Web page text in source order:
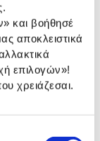
και βοήθησέ
αποκλειστικά
επιλογών»!
χρειάζεσαι.